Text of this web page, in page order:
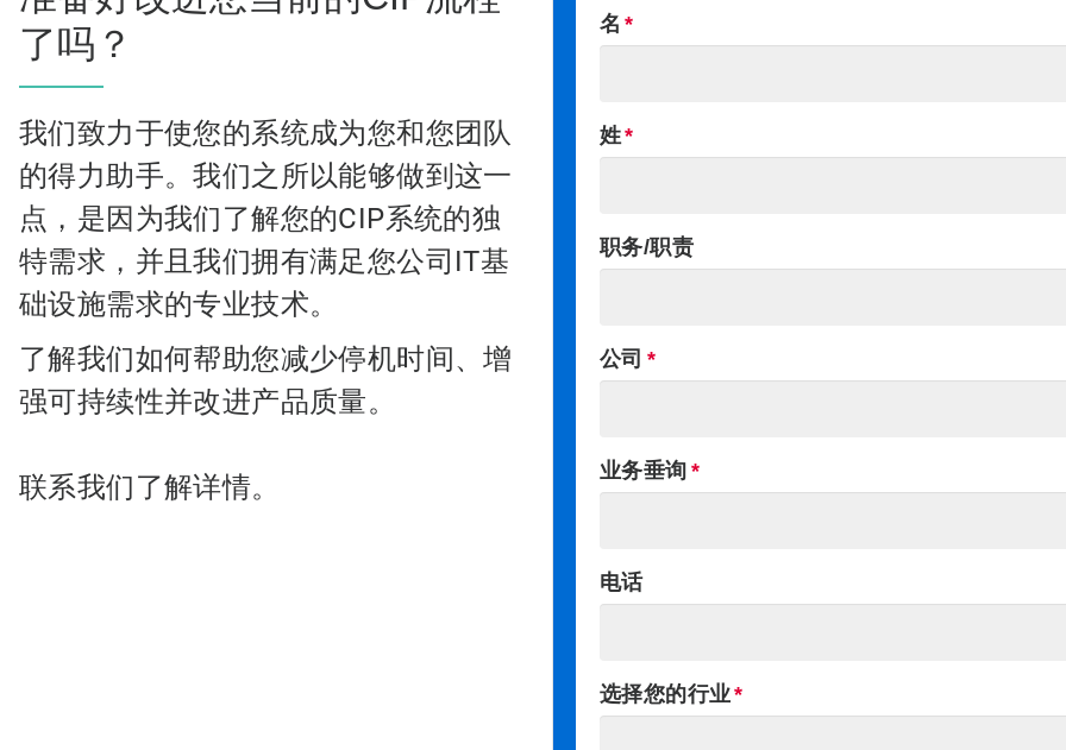
了吗？
我们致力于使您的系统成为您和您团队
的得力助手。我们之所以能够做到这一
点，是因为我们了解您的CIP系统的独
特需求，并且我们拥有满足您公司IT基
础设施需求的专业技术。
了解我们如何帮助您减少停机时间、增
强可持续性并改进产品质量。
联系我们了解详情。
名
姓
职务/职责
公司
业务垂询
电话
选择您的行业